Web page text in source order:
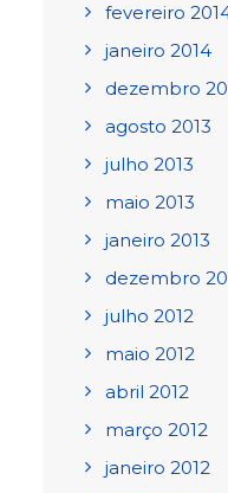
fevereiro
janeiro 2014
dezembro
agosto 2013
julho 2013
maio 2013
janeiro 2013
dezembro
julho 2012
maio 2012
abril 2012
março 2012
janeiro 2012